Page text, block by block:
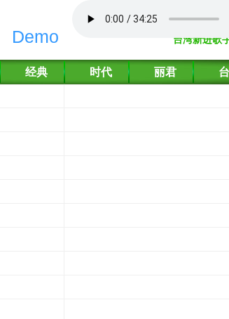
Demo 台湾新进歌
经典 时代 丽君